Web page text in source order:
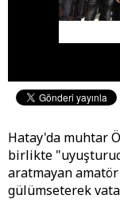
Hatay'da muhtar
birlikte
aratmayan
gülümseterek